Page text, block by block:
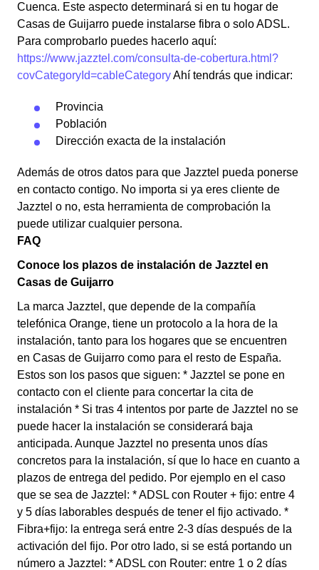
Cuenca. Este aspecto determinará si en tu hogar de
Casas de Guijarro puede instalarse fibra o solo ADSL.
Para comprobarlo puedes hacerlo aquí:
https://www.jazztel.com/consulta-de-cobertura.html?
covCategoryId=cableCategoryAhí tendrás que indicar:
Provincia
Población
Dirección exacta de la instalación
Además de otros datos para que Jazztel pueda ponerse
en contacto contigo. No importa si ya eres cliente de
Jazztel o no, esta herramienta de comprobación la
puede utilizar cualquier persona.
FAQ
Conoce los plazos de instalación de Jazztel en
Casas de Guijarro
La marca Jazztel, que depende de la compañía
telefónica Orange, tiene un protocolo a la hora de la
instalación, tanto para los hogares que se encuentren
en Casas de Guijarro como para el resto de España.
Estos son los pasos que siguen: * Jazztel se pone en
contacto con el cliente para concertar la cita de
instalación * Si tras 4 intentos por parte de Jazztel no se
puede hacer la instalación se considerará baja
anticipada. Aunque Jazztel no presenta unos días
concretos para la instalación, sí que lo hace en cuanto a
plazos de entrega del pedido. Por ejemplo en el caso
que se sea de Jazztel: * ADSL con Router + fijo: entre 4
y 5 días laborables después de tener el fijo activado. *
Fibra+fijo: la entrega será entre 2-3 días después de la
activación del fijo. Por otro lado, si se está portando un
número a Jazztel: * ADSL con Router: entre 1 o 2 días